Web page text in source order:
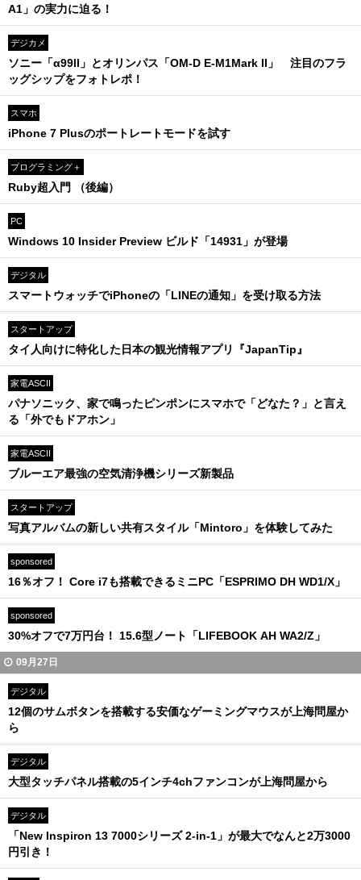
A1」の実力に迫る！
デジカメ
ソニー「α99II」とオリンパス「OM-D E-M1Mark II」 注目のフラ
ッグシップをフォトレポ！
スマホ
iPhone 7 Plusのポートレートモードを試す
プログラミング＋
Ruby超入門 （後編）
PC
Windows 10 Insider Preview ビルド「14931」が登場
デジタル
スマートウォッチでiPhoneの「LINEの通知」を受け取る方法
スタートアップ
タイ人向けに特化した日本の観光情報アプリ『JapanTip』
家電ASCII
パナソニック、家で鳴ったピンポンにスマホで「どなた？」と言え
る「外でもドアホン」
家電ASCII
ブルーエア最強の空気清浄機シリーズ新製品
スタートアップ
写真アルバムの新しい共有スタイル「Mintoro」を体験してみた
sponsored
16％オフ！ Core i7も搭載できるミニPC「ESPRIMO DH WD1/X」
sponsored
30%オフで7万円台！ 15.6型ノート「LIFEBOOK AH WA2/Z」
09月27日
デジタル
12個のサムボタンを搭載する安価なゲーミングマウスが上海問屋か
ら
デジタル
大型タッチパネル搭載の5インチ4chファンコンが上海問屋から
デジタル
「New Inspiron 13 7000シリーズ 2-in-1」が最大でなんと2万3000
円引き！